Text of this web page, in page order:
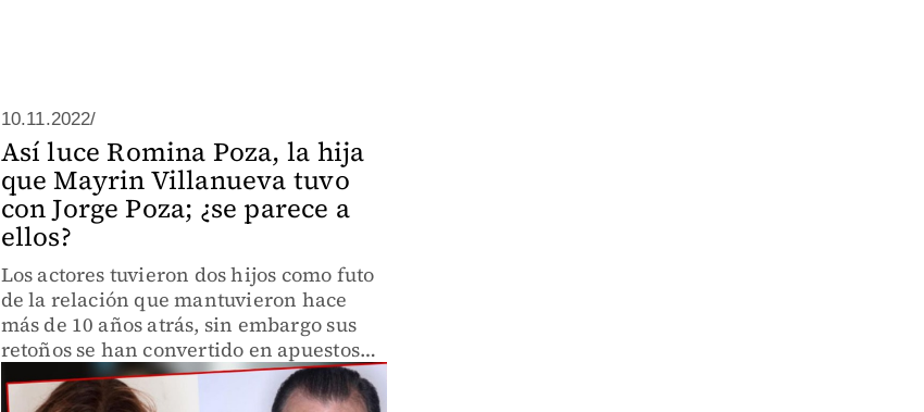
10.11.2022/
Así luce Romina Poza, la hija
que Mayrin Villanueva tuvo
con Jorge Poza; ¿se parece a
ellos?
Los actores tuvieron dos hijos como futo
de la relación que mantuvieron hace
más de 10 años atrás, sin embargo sus
retoños se han convertido en apuestos
jóvenes.